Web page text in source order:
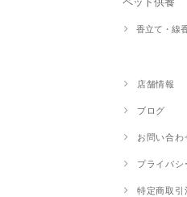
香立て・線
店舗情報
ブログ
お問い合わ
プライバシ
特定商取